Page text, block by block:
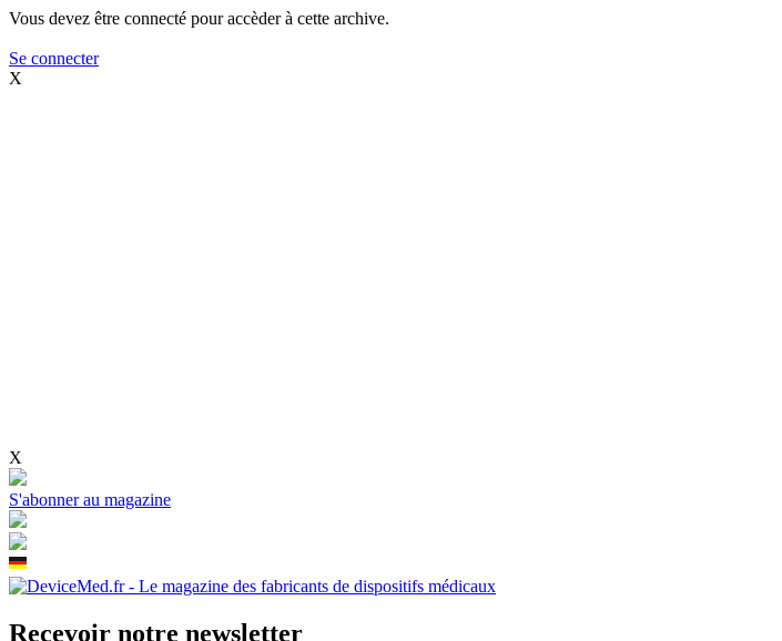
Vous devez être connecté pour accèder à cette archive.
Se connecter
X
X
S'abonner au magazine
Recevoir notre newsletter